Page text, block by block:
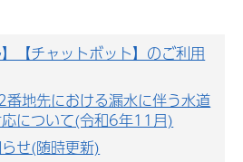
】【チャットボット】のご利用
地先における漏水に伴う水道
について(令和6年11月)
せ(随時更新)